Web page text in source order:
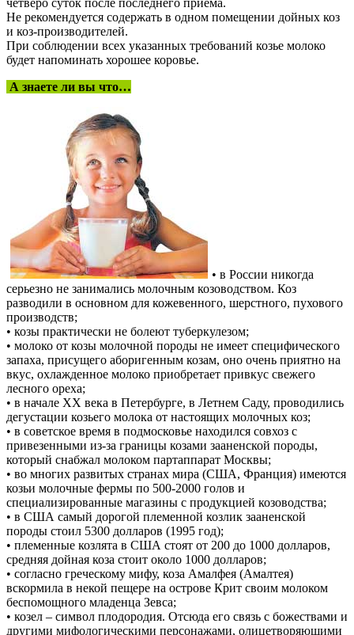
Не рекомендуется содержать в одном помещении дойных коз
и коз-производителей.
При соблюдении всех указанных требований козье молоко
будет напоминать хорошее коровье.
А знаете ли вы что…
• в России никогда
серьезно не занимались молочным козоводством. Коз
разводили в основном для кожевенного, шерстного, пухового
производств;
• козы практически не болеют туберкулезом;
• молоко от козы молочной породы не имеет специфического
запаха, присущего аборигенным козам, оно очень приятно на
вкус, охлажденное молоко приобретает привкус свежего
лесного ореха;
• в начале ХХ века в Петербурге, в Летнем Саду, проводились
дегустации козьего молока от настоящих молочных коз;
• в советское время в подмосковье находился совхоз с
привезенными из-за границы козами зааненской породы,
который снабжал молоком партаппарат Москвы;
• во многих развитых странах мира (США, Франция) имеются
козьи молочные фермы по 500-2000 голов и
специализированные магазины с продукцией козоводства;
• в США самый дорогой племенной козлик зааненской
породы стоил 5300 долларов (1995 год);
• племенные козлята в США стоят от 200 до 1000 долларов,
средняя дойная коза стоит около 1000 долларов;
• согласно греческому мифу, коза Амалфея (Амалтея)
вскормила в некой пещере на острове Крит своим молоком
беспомощного младенца Зевса;
• козел – символ плодородия. Отсюда его связь с божествами и
другими мифологическими персонажами, олицетворяющими